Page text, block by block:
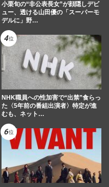
小栗旬の“非公表長女”が顔隠しデビ
ュー、透ける山田優の「スーパーモ
デルに」野…
NHK職員への性加害で“出禁”食らっ
た〈5年前の番組出演者〉特定が進
むも、ネット…